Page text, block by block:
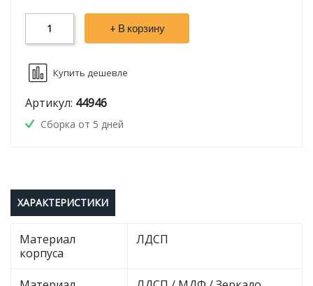
+ В корзину
Купить дешевле
Артикул: 44946
Сборка от 5 дней
ХАРАКТЕРИСТИКИ
Материал
корпуса
ЛДСП